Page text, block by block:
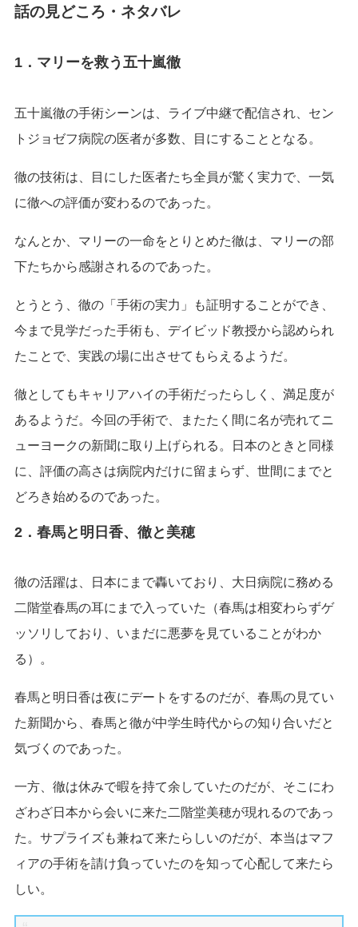
話の見どころ・ネタバレ
1．マリーを救う五十嵐徹
五十嵐徹の手術シーンは、ライブ中継で配信され、セン
トジョゼフ病院の医者が多数、目にすることとなる。
徹の技術は、目にした医者たち全員が驚く実力で、一気
に徹への評価が変わるのであった。
なんとか、マリーの一命をとりとめた徹は、マリーの部
下たちから感謝されるのであった。
とうとう、徹の「手術の実力」も証明することができ、
今まで見学だった手術も、デイビッド教授から認められ
たことで、実践の場に出させてもらえるようだ。
徹としてもキャリアハイの手術だったらしく、満足度が
あるようだ。今回の手術で、またたく間に名が売れてニ
ューヨークの新聞に取り上げられる。日本のときと同様
に、評価の高さは病院内だけに留まらず、世間にまでと
どろき始めるのであった。
2．春馬と明日香、徹と美穂
徹の活躍は、日本にまで轟いており、大日病院に務める
二階堂春馬の耳にまで入っていた（春馬は相変わらずゲ
ッソリしており、いまだに悪夢を見ていることがわか
る）。
春馬と明日香は夜にデートをするのだが、春馬の見てい
た新聞から、春馬と徹が中学生時代からの知り合いだと
気づくのであった。
一方、徹は休みで暇を持て余していたのだが、そこにわ
ざわざ日本から会いに来た二階堂美穂が現れるのであっ
た。サプライズも兼ねて来たらしいのだが、本当はマフ
ィアの手術を請け負っていたのを知って心配して来たら
しい。